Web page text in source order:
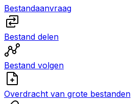
Bestandaanvraag
Bestand delen
Bestand volgen
Overdracht van grote bestanden